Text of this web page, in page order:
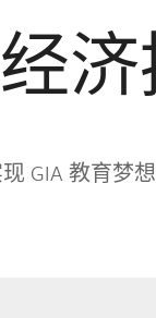
经
GIA 教育梦